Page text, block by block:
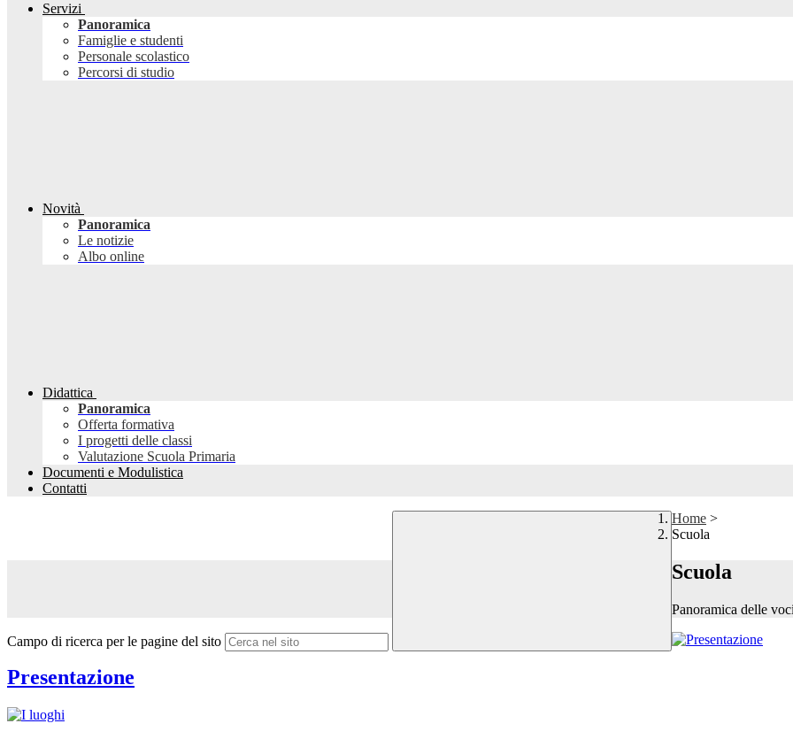
Servizi
Panoramica
Famiglie e studenti
Personale scolastico
Percorsi di studio
Novità
Panoramica
Le notizie
Albo online
Didattica
Panoramica
Offerta formativa
I progetti delle classi
Valutazione Scuola Primaria
Documenti e Modulistica
Contatti
Campo di ricerca per le pagine del sito
Home >
Scuola
Scuola
Panoramica delle
Presentazione